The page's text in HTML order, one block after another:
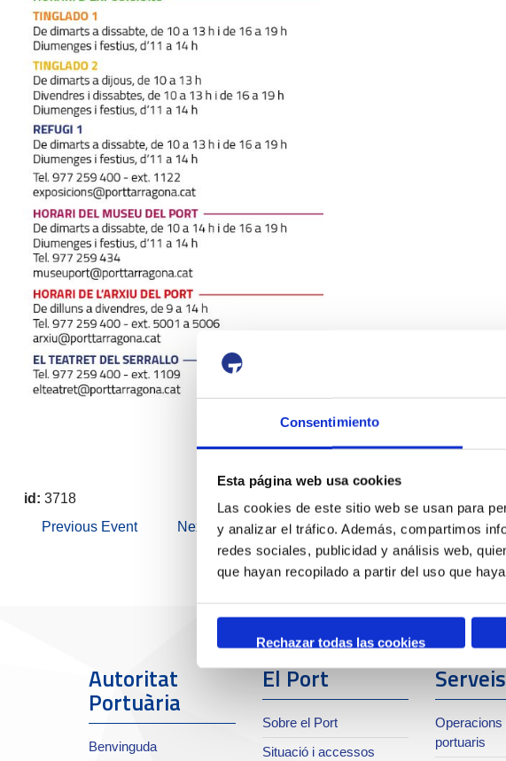
Consentimiento
Esta página web usa cookies
Las cookies de este sitio web se usan para
y analizar el tráfico. Además, compartimos
redes sociales, publicidad y análisis web,
que hayan recopilado a partir del uso que
Rechazar todas las cookies
id: 3718
Previous Event
Next Event
Autoritat
Portuària
Benvinguda
El Port
Sobre el Port
Situació i accessos
Serveis
Operacions
portuaris